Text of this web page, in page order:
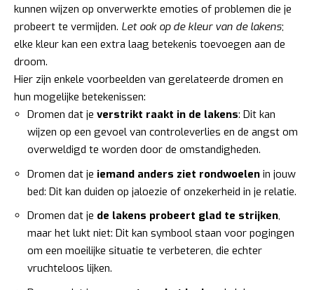
kunnen wijzen op onverwerkte emoties of problemen die je
probeert te vermijden. Let ook op de kleur van de lakens;
elke kleur kan een extra laag betekenis toevoegen aan de
droom.
Hier zijn enkele voorbeelden van gerelateerde dromen en
hun mogelijke betekenissen:
Dromen dat je verstrikt raakt in de lakens: Dit kan
wijzen op een gevoel van controleverlies en de angst om
overweldigd te worden door de omstandigheden.
Dromen dat je iemand anders ziet rondwoelen in jouw
bed: Dit kan duiden op jaloezie of onzekerheid in je relatie.
Dromen dat je de lakens probeert glad te strijken,
maar het lukt niet: Dit kan symbool staan voor pogingen
om een moeilijke situatie te verbeteren, die echter
vruchteloos lijken.